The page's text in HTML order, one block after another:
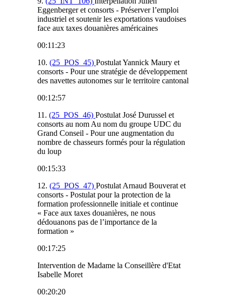
Eggenberger et consorts - Préserver l’emploi
industriel et soutenir les exportations vaudoises
face aux taxes douanières américaines
00:11:23
10. (25_POS_45) Postulat Yannick Maury et
consorts - Pour une stratégie de développement
des navettes autonomes sur le territoire cantonal
00:12:57
11. (25_POS_46) Postulat José Durussel et
consorts au nom Au nom du groupe UDC du
Grand Conseil - Pour une augmentation du
nombre de chasseurs formés pour la régulation
du loup
00:15:33
12. (25_POS_47) Postulat Arnaud Bouverat et
consorts - Postulat pour la protection de la
formation professionnelle initiale et continue
« Face aux taxes douanières, ne nous
dédouanons pas de l’importance de la
formation »
00:17:25
Intervention de Madame la Conseillère d'Etat
Isabelle Moret
00:20:20